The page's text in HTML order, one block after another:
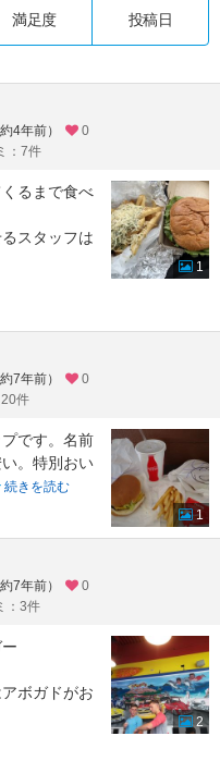
満足度 投稿日
4年前）
0
：7件
るまで食べ
スタッフは
1
7年前）
0
件
です。名前
。特別おい
続きを読む
1
7年前）
0
：3件
ボガドがお
2